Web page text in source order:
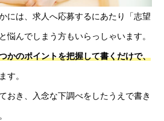
には、求人へ応募するにあたり「志望
悩んでしまう方もいらっしゃいます。
かのポイントを把握して書くだけで、
す。
おき、入念な下調べをしたうえで書き